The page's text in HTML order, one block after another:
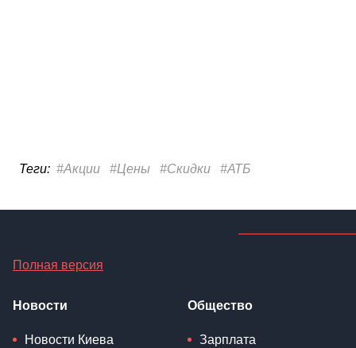
Полная версия
Новости
Новости Киева
Общество
Зарплата